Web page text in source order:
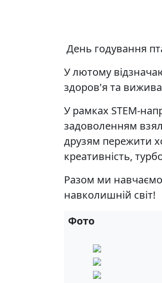
День годування
У лютому
здоров'я та
У рамках STEM-
задоволенням
друзям пережити
креативність,
Разом ми
навколишній світ!
Фото